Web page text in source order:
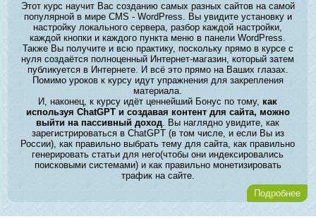
Этот курс научит Вас созданию самых разных сайтов на самой
популярной в мире CMS - WordPress. Вы увидите установку и
настройку локального сервера, разбор каждой настройки,
каждой кнопки и каждого пункта меню в панели WordPress.
Также Вы получите и всю практику, поскольку прямо в курсе с
нуля создаётся полноценный Интернет-магазин, который затем
публикуется в Интернете. И всё это прямо на Ваших глазах.
Помимо уроков к курсу идут упражнения для закрепления
материала.
И, наконец, к курсу идёт ценнейший Бонус по тому,как
используя ChatGPT и создавая контент для сайта, можно
выйти на пассивный доход. Вы наглядно увидите, как
зарегистрироваться в ChatGPT (в том числе, и если Вы из
России), как правильно выбрать тему для сайта, как правильно
генерировать статьи для него(чтобы они индексировались
поисковыми системами) и как правильно монетизировать
трафик на сайте.
Подробнее